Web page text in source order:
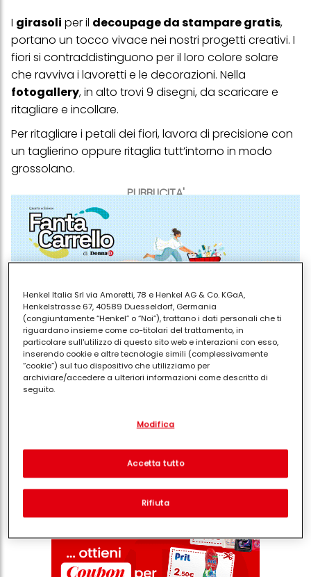
PUBBLICITA'
I girasoli per il decoupage da stampare gratis,
portano un tocco vivace nei nostri progetti creativi. I
fiori si contraddistinguono per il loro colore solare
che ravviva i lavoretti e le decorazioni. Nella
fotogallery, in alto trovi 9 disegni, da scaricare e
ritagliare e incollare.
Per ritagliare i petali dei fiori, lavora di precisione con
un taglierino oppure ritaglia tutt’intorno in modo
grossolano.
Henkel Italia Srl via Amoretti, 78 e Henkel AG & Co. KGaA,
Henkelstrasse 67, 40589 Duesseldorf, Germania
(congiuntamente “Henkel” o “Noi”), trattano i dati personali che ti
riguardano insieme come co-titolari del trattamento, in
particolare sull'utilizzo di questo sito web e interazioni con esso,
inserendo cookie e altre tecnologie simili (complessivamente
“cookie”) sul tuo dispositivo che utilizziamo per
archiviare/accedere a ulteriori informazioni come descritto di
seguito.
separati o co-titolari come indicato nella nostra Informativa sulla
pixel, impronte digitali e tecnologie simili" utilizzeremo anche
cookie ed elaboreremo i dati relativi a te per
di questo sito Web e le tue interazioni commerciali con noi
(rispettivamente dell'azienda per cui lavori) per) e su tale base
conservare le nostre informazioni sulle entità commerciali e
creare profili individuali su di te che potrebbero essere arricchiti
con dati ottenuti da terze parti e altri siti Web. Utilizziamo questi
Modifica
Rifiuta
Accetta tutto